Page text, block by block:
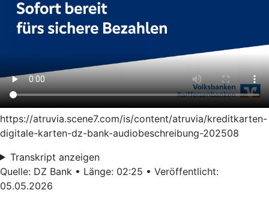
https://atruvia.scene7.com/is/content/atruvia/kreditkarten-
digitale-karten-dz-bank-audiobeschreibung-202508
Transkript anzeigen
Quelle: DZ Bank • Länge: 02:25 • Veröffentlicht:
05.05.2026